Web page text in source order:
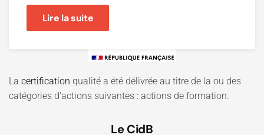
Lire la suite
La certification qualité a été délivrée au titre de la ou des
catégories d'actions suivantes : actions de formation.
Le CidB